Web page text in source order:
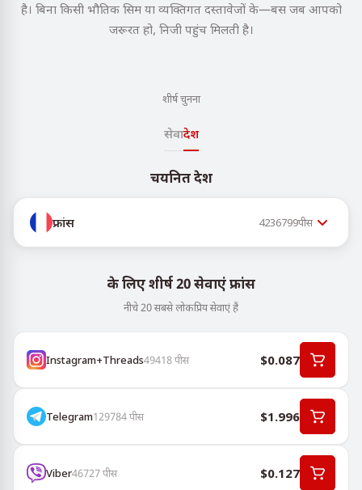
है। बिना किसी भौतिक सिम या व्यक्तिगत दस्तावेजों के—बस जब आपको
जरूरत हो, निजी पहुंच मिलती है।
शीर्ष चुनना
सेवादेश
चयनित देश
फ्रांस 4236799पीस
के लिए शीर्ष 20 सेवाएं फ्रांस
नीचे 20 सबसे लोकप्रिय सेवाएं हैं
Instagram+Threads49418पीस $0.087
Telegram129784पीस $1.996
Viber46727पीस $0.127